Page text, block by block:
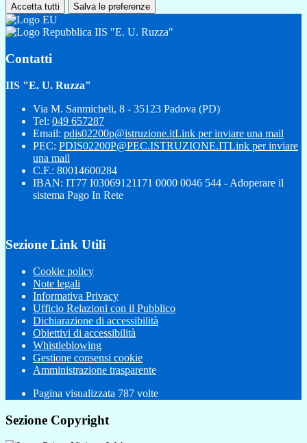
Accetta tutti Salva le preferenze
IIS "E. U. Ruzza"
Contatti
IIS "E. U. Ruzza"
Via M. Sanmicheli, 8 - 35123 Padova (PD)
Tel: 049 657287
Email: pdis02200p@istruzione.itLink per inviare una mail
PEC: PDIS02200P@PEC.ISTRUZIONE.ITLink per inviare
una mail
C.F.: 80014600284
IBAN: IT77 I03069121171 0000 0046 544 - Adoperare il
sistema Pago In Rete
Sezione Link Utili
Cookie policy
Note legali
Informativa Privacy
Ufficio Relazioni con il Pubblico
Dichiarazione di accessibilità
Obiettivi di accessibilità
Whistleblowing
Gestione consensi cookie
Amministrazione trasparente
Pagina visualizzata 787 volte
Sezione Copyright